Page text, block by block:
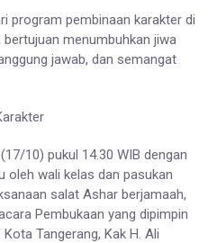
program pembinaan karakter di
menumbuhkan jiwa
jawab, dan semangat
10) pukul 14.30 WIB dengan
oleh wali kelas dan pasukan
salat Ashar berjamaah,
Pembukaan yang dipimpin
Tangerang, Kak H. Ali